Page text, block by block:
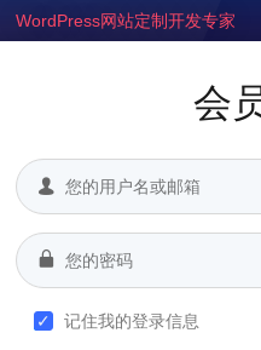
WordPress网站定制开发专家
会
记住我的登录信息